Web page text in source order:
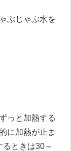
ぶじゃぶ水を
っと加熱する
に加熱が止ま
ときは30～